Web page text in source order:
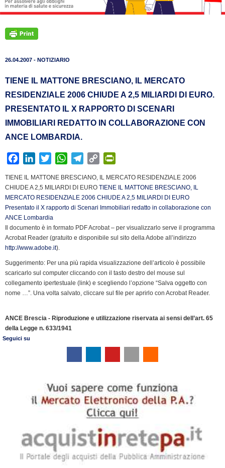
26.04.2007 - NOTIZIARIO
TIENE IL MATTONE BRESCIANO, IL MERCATO
RESIDENZIALE 2006 CHIUDE A 2,5 MILIARDI DI EURO.
PRESENTATO IL X RAPPORTO DI SCENARI
IMMOBILIARI REDATTO IN COLLABORAZIONE CON
ANCE LOMBARDIA.
c
e
b
o
o
k
n
k
e
d
I
n
i
t
t
e
W
a
t
s
p
p
l
e
g
a
m
C
p
y
L
n
k
i
n
t
r
i
n
l
TIENE IL MATTONE BRESCIANO, IL MERCATO RESIDENZIALE 2006
CHIUDE A 2,5 MILIARDI DI EURO TIENE IL MATTONE BRESCIANO, IL
MERCATO RESIDENZIALE 2006 CHIUDE A 2,5 MILIARDI DI EURO
Presentato il X rapporto di Scenari Immobiliari redatto in collaborazione con
ANCE Lombardia
Il documento è in formato PDF Acrobat – per visualizzarlo serve il programma
Acrobat Reader (gratuito e disponibile sul sito della Adobe all’indirizzo
http://www.adobe.it).
Suggerimento: Per una più rapida visualizzazione dell’articolo è possibile
scaricarlo sul computer cliccando con il tasto destro del mouse sul
collegamento ipertestuale (link) e scegliendo l’opzione “Salva oggetto con
nome …”. Una volta salvato, cliccare sul file per aprirlo con Acrobat Reader.
ANCE Brescia - Riproduzione e utilizzazione riservata ai sensi dell’art. 65
della Legge n. 633/1941
Seguici su